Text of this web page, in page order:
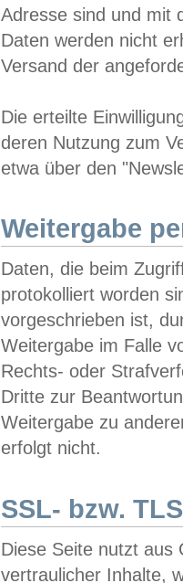
Adresse sind und mit
Daten werden nicht
Versand der
Die erteilte
deren Nutzung zum
etwa über den
Weitergabe
Daten, die beim
protokolliert worden
vorgeschrieben ist,
Weitergabe im Falle
Rechts- oder
Dritte zur
Weitergabe zu
erfolgt nicht.
SSL- bzw.
Diese Seite nutzt aus
vertraulicher Inhalte,